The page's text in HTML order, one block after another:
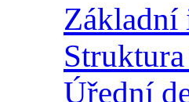
Základní
Úřední